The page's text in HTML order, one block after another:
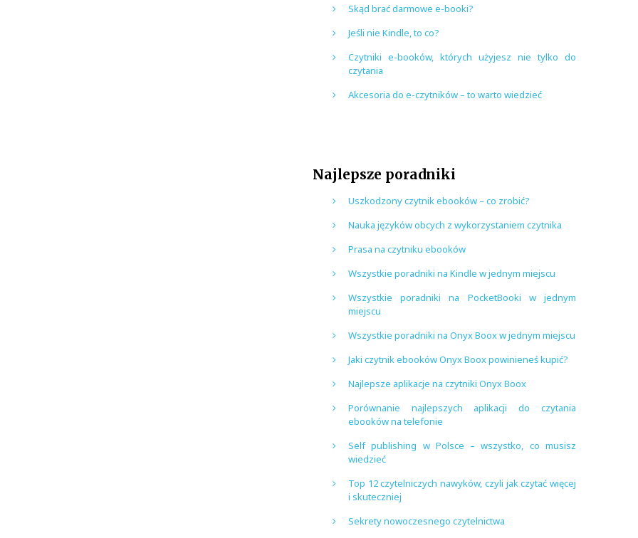
Skąd brać darmowe e-booki?
Jeśli nie Kindle, to co?
Czytniki e-booków, których użyjesz nie tylko do
czytania
Akcesoria do e-czytników – to warto wiedzieć
Najlepsze poradniki
Uszkodzony czytnik ebooków – co zrobić?
Nauka języków obcych z wykorzystaniem czytnika
Prasa na czytniku ebooków
Wszystkie poradniki na Kindle w jednym miejscu
Wszystkie poradniki na PocketBooki w jednym
miejscu
Wszystkie poradniki na Onyx Boox w jednym miejscu
Jaki czytnik ebooków Onyx Boox powinieneś kupić?
Najlepsze aplikacje na czytniki Onyx Boox
Porównanie najlepszych aplikacji do czytania
ebooków na telefonie
Self publishing w Polsce – wszystko, co musisz
wiedzieć
Top 12 czytelniczych nawyków, czyli jak czytać więcej
i skuteczniej
Sekrety nowoczesnego czytelnictwa